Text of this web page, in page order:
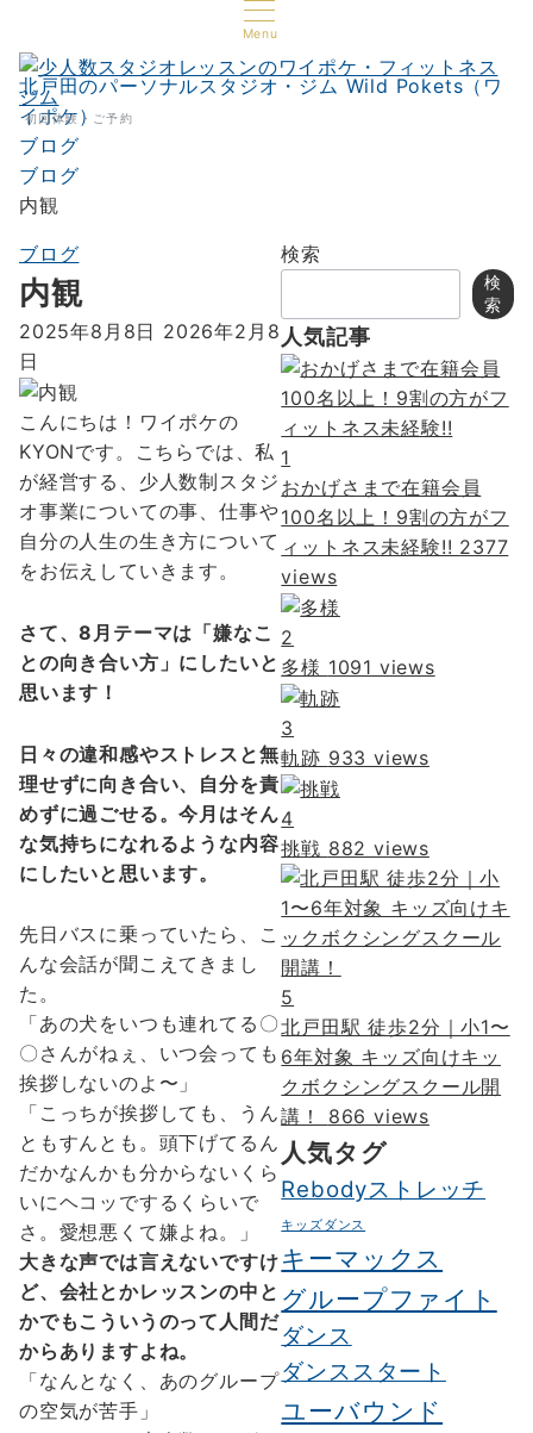
Menu
初回体験・ご予約
北戸田のパーソナルスタジオ・ジム Wild Pokets（ワ
イポケ）
ブログ
ブログ
内観
ブログ
内観
2025年8月8日 2026年2月8
日
こんにちは！ワイポケの
KYONです。こちらでは、私
が経営する、少人数制スタジ
オ事業についての事、仕事や
自分の人生の生き方について
をお伝えしていきます。
さて、8月テーマは「嫌なこ
との向き合い方」にしたいと
思います！
日々の違和感やストレスと無
理せずに向き合い、自分を責
めずに過ごせる。今月はそん
な気持ちになれるような内容
にしたいと思います。
先日バスに乗っていたら、こ
んな会話が聞こえてきまし
た。
「あの犬をいつも連れてる〇
〇さんがねぇ、いつ会っても
挨拶しないのよ〜」
「こっちが挨拶しても、うん
ともすんとも。頭下げてるん
だかなんかも分からないくら
いにヘコッでするくらいで
さ。愛想悪くて嫌よね。」
大きな声では言えないですけ
ど、会社とかレッスンの中と
かでもこういうのって人間だ
からありますよね。
「なんとなく、あのグループ
の空気が苦手」
検索
検
索
人気記事
1
おかげさまで在籍会員
100名以上！9割の方がフ
ィットネス未経験!! 2377
views
2
多様 1091 views
3
軌跡 933 views
4
挑戦 882 views
5
北戸田駅 徒歩2分｜小1〜
6年対象 キッズ向けキッ
クボクシングスクール開
講！ 866 views
人気タグ
Rebodyストレッチ
キッズダンス
キーマックス
グループファイト
ダンス
ダンススタート
ユーバウンド